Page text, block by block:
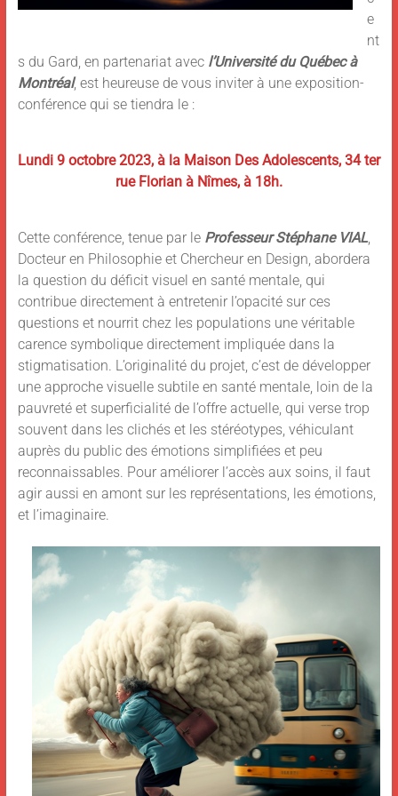
e
nt
s du Gard, en partenariat avec l’Université du Québec à
Montréal, est heureuse de vous inviter à une exposition-
conférence qui se tiendra le :
Lundi 9 octobre 2023, à la Maison Des Adolescents, 34 ter
rue Florian à Nîmes, à 18h.
Cette conférence, tenue par le Professeur Stéphane VIAL,
Docteur en Philosophie et Chercheur en Design, abordera
la question du déficit visuel en santé mentale, qui
contribue directement à entretenir l’opacité sur ces
questions et nourrit chez les populations une véritable
carence symbolique directement impliquée dans la
stigmatisation. L’originalité du projet, c’est de développer
une approche visuelle subtile en santé mentale, loin de la
pauvreté et superficialité de l’offre actuelle, qui verse trop
souvent dans les clichés et les stéréotypes, véhiculant
auprès du public des émotions simplifiées et peu
reconnaissables. Pour améliorer l’accès aux soins, il faut
agir aussi en amont sur les représentations, les émotions,
et l’imaginaire.